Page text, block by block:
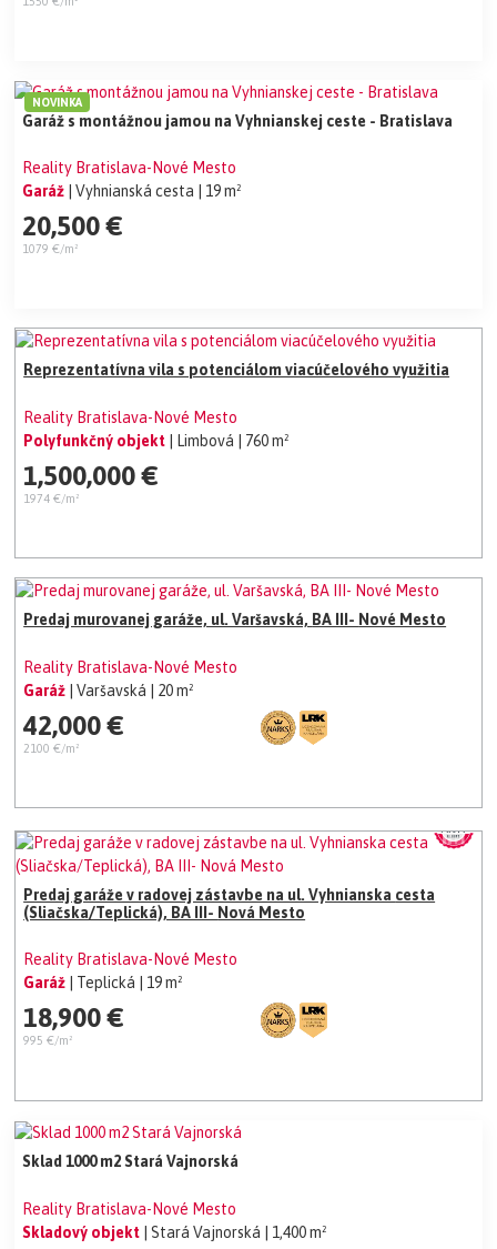
Garáž s montážnou jamou na Vyhnianskej ceste - Bratislava
Reality Bratislava-Nové Mesto
Garáž
| Vyhnianská cesta | 19 m²
20,500 €
1079 €/m²
NOVINKA
Reprezentatívna vila s potenciálom viacúčelového využitia
Reality Bratislava-Nové Mesto
Polyfunkčný objekt | Limbová | 760 m²
1,500,000 €
1974 €/m²
Predaj murovanej garáže, ul. Varšavská, BA III- Nové Mesto
Reality Bratislava-Nové Mesto
Garáž
| Varšavská | 20 m²
42,000 €
2100 €/m²
Predaj garáže v radovej zástavbe na ul. Vyhnianska cesta
(Sliačska/Teplická), BA III- Nová Mesto
Reality Bratislava-Nové Mesto
Garáž
| Teplická | 19 m²
18,900 €
995 €/m²
Sklad 1000 m2 Stará Vajnorská
Reality Bratislava-Nové Mesto
Skladový objekt | Stará Vajnorská | 1,400 m²